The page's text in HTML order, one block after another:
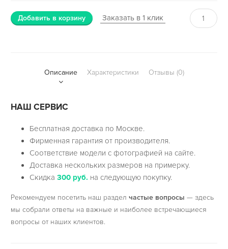
Добавить в корзину Заказать в 1 клик
Описание Характеристики Отзывы (0)
НАШ СЕРВИС
Бесплатная доставка по Москве.
Фирменная гарантия от производителя.
Соответствие модели с фотографией на сайте.
Доставка нескольких размеров на примерку.
Скидка300 руб. на следующую покупку.
Рекомендуем посетить наш раздел частые вопросы — здесь
мы собрали ответы на важные и наиболее встречающиеся
вопросы от наших клиентов.